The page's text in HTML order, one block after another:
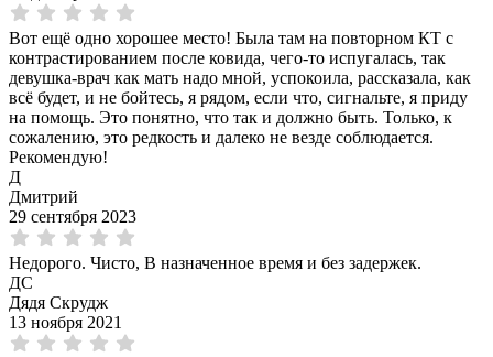
Вот ещё одно хорошее место! Была там на повторном КТ с
контрастированием после ковида, чего-то испугалась, так
девушка-врач как мать надо мной, успокоила, рассказала, как
всё будет, и не бойтесь, я рядом, если что, сигнальте, я приду
на помощь. Это понятно, что так и должно быть. Только, к
сожалению, это редкость и далеко не везде соблюдается.
Рекомендую!
Д
Дмитрий
29 сентября 2023
Недорого. Чисто, В назначенное время и без задержек.
ДС
Дядя Скрудж
13 ноября 2021